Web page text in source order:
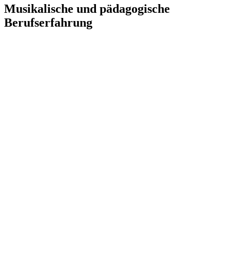
Musikalische und pädagogische
Berufserfahrung